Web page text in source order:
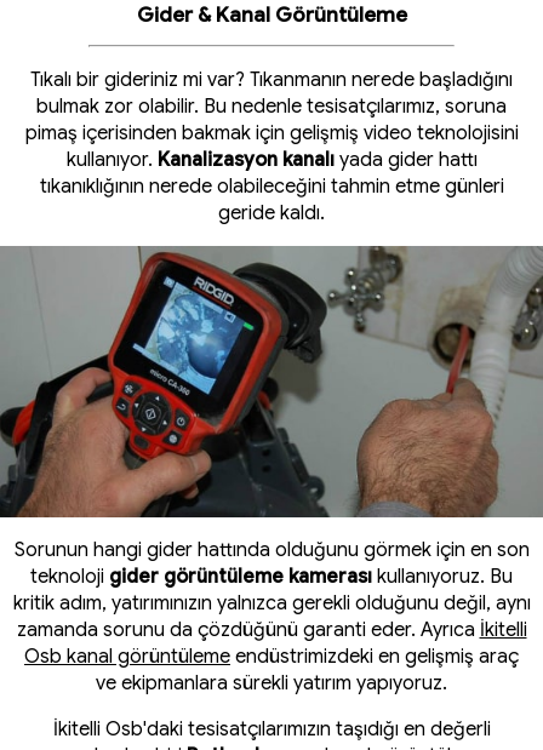
Gider & Kanal Görüntüleme
Tıkalı bir gideriniz mi var? Tıkanmanın nerede başladığını
bulmak zor olabilir. Bu nedenle tesisatçılarımız, soruna
pimaş içerisinden bakmak için gelişmiş video teknolojisini
kullanıyor. Kanalizasyon kanalıyada gider hattı
tıkanıklığının nerede olabileceğini tahmin etme günleri
geride kaldı.
Sorunun hangi gider hattında olduğunu görmek için en son
teknoloji gider görüntüleme kamerası kullanıyoruz. Bu
kritik adım, yatırımınızın yalnızca gerekli olduğunu değil, aynı
zamanda sorunu da çözdüğünü garanti eder. Ayrıca İkitelli
Osb kanal görüntüleme endüstrimizdeki en gelişmiş araç
ve ekipmanlara sürekli yatırım yapıyoruz.
İkitelli Osb'daki tesisatçılarımızın taşıdığı en değerli